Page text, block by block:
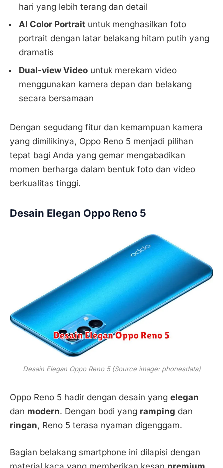
hari yang lebih terang dan detail
AI Color Portrait untuk menghasilkan foto
portrait dengan latar belakang hitam putih yang
dramatis
Dual-view Video untuk merekam video
menggunakan kamera depan dan belakang
secara bersamaan
Dengan segudang fitur dan kemampuan kamera
yang dimilikinya, Oppo Reno 5 menjadi pilihan
tepat bagi Anda yang gemar mengabadikan
momen berharga dalam bentuk foto dan video
berkualitas tinggi.
Desain Elegan Oppo Reno 5
Desain Elegan Oppo Reno 5 (Source image: phonesdata)
Oppo Reno 5 hadir dengan desain yang elegan
dan modern. Dengan bodi yang ramping dan
ringan, Reno 5 terasa nyaman digenggam.
Bagian belakang smartphone ini dilapisi dengan
material kaca yang memberikan kesan premium.